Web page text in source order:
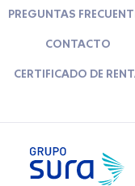
PREGUNTAS
CONTACTO
CERTIFICADO DE